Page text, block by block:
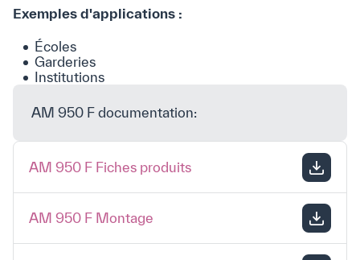
Exemples d'applications :
Écoles
Garderies
Institutions
AM 950 F documentation:
AM 950 F Fiches produits
AM 950 F Montage